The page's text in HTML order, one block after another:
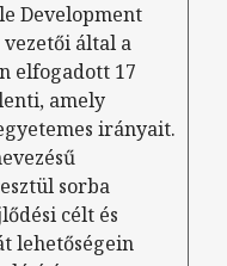
Development
vezetői által a
elfogadott 17
amely
irányait.
sorba
célt és
lehetőségein